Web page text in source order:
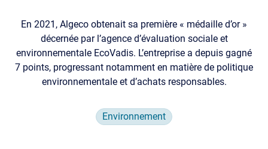
En 2021, Algeco obtenait sa première « médaille d’or »
décernée par l’agence d’évaluation sociale et
environnementale EcoVadis. L’entreprise a depuis gagné
7 points, progressant notamment en matière de politique
environnementale et d’achats responsables.
Environnement